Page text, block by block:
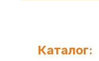
Каталог: